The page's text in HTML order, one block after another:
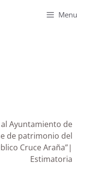
Menu
Ayuntamiento de
de patrimonio del
Cruce Araña”|
Estimatoria